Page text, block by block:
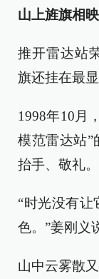
山上旌旗相
推开雷达站
旗还挂在最显
1998年10月
模范雷达站”
抬手、敬礼。
“时光没有
色。”姜刚义
山中云雾散